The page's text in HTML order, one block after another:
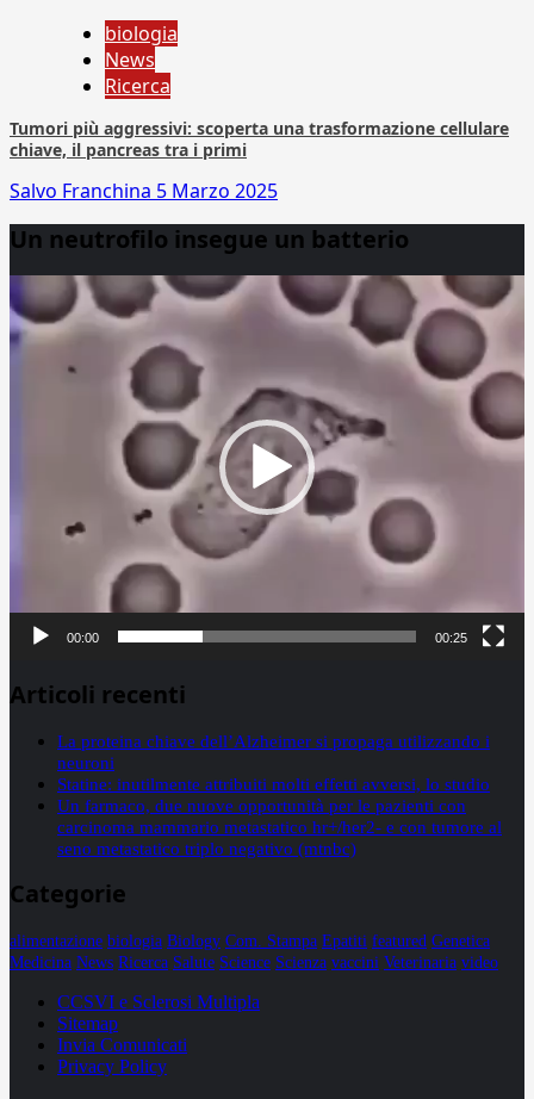
biologia
News
Ricerca
Tumori più aggressivi: scoperta una trasformazione cellulare
chiave, il pancreas tra i primi
Salvo Franchina 5 Marzo 2025
Un neutrofilo insegue un batterio
Player
00:00 00:25
Articoli recenti
La proteina chiave dell’Alzheimer si propaga utilizzando i
neuroni
Statine: inutilmente attribuiti molti effetti avversi, lo studio
Un farmaco, due nuove opportunità per le pazienti con
carcinoma mammario metastatico hr+/her2- e con tumore al
seno metastatico triplo negativo (mtnbc)
Categorie
alimentazione biologia Biology Com. Stampa Epatiti featured Genetica
Medicina News Ricerca Salute Science Scienza vaccini Veterinaria video
CCSVI e Sclerosi Multipla
Sitemap
Invia Comunicati
Privacy Policy